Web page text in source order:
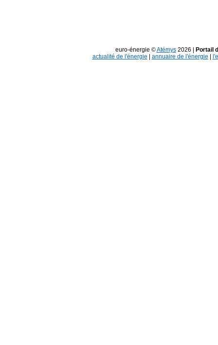
euro-énergie ©Atémys2026 |
Portail
actualité de l'énergie
annuaire de l'énergie